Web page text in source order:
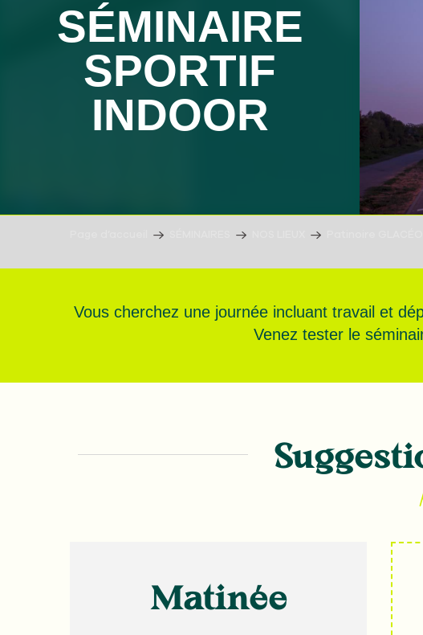
SÉMINAIRE
SPORTIF
INDOOR
Vous cherchez une journée incluant travail et
Venez tester le
Matinée